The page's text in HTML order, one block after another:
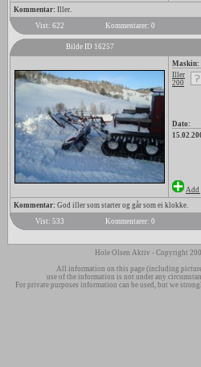
Kommentar: Iller.
Vist: 622
Kommentarer: 0
Bilde ID 16257
Maskin:
Iller
200
Dato:
Add
Kommentar: God iller som starter og går som ei klokke.
Vist: 533
Kommentarer: 0
Hole Olsen Aktiv - Copyright
All information on this page (including
use of the information is not under any
For private purposes information can be used, but we